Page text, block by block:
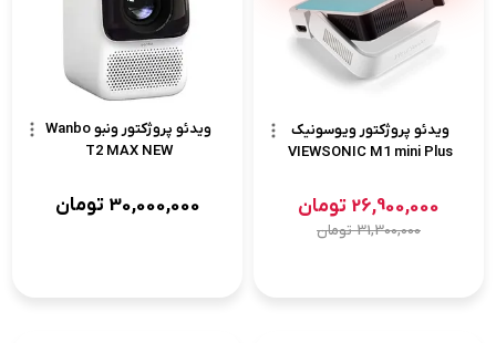
ویدئو پروژکتور ویوسونیک
VIEWSONIC M1 mini Plus
26,900,000 تومان
31,300,000تومان
ویدئو پروژکتور ونبو Wanbo
T2 MAX NEW
30,000,000 تومان